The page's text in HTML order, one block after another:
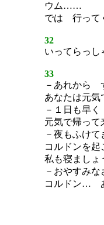
ウム……
では 行って
32
いってらっし
33
－あれから
あなたは元
－１日も早
元気で帰っ
－夜もふけ
コルドンを起
私も寝まし
－おやすみな
コルドン…